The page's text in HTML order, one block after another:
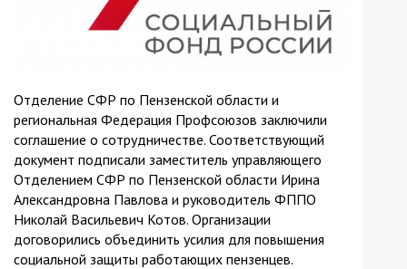
Отделение СФР по Пензенской области и
региональная Федерация Профсоюзов заключили
соглашение о сотрудничестве. Соответствующий
документ подписали заместитель управляющего
Отделением СФР по Пензенской области Ирина
Александровна Павлова и руководитель ФППО
Николай Васильевич Котов. Организации
договорились объединить усилия для повышения
социальной защиты работающих пензенцев.